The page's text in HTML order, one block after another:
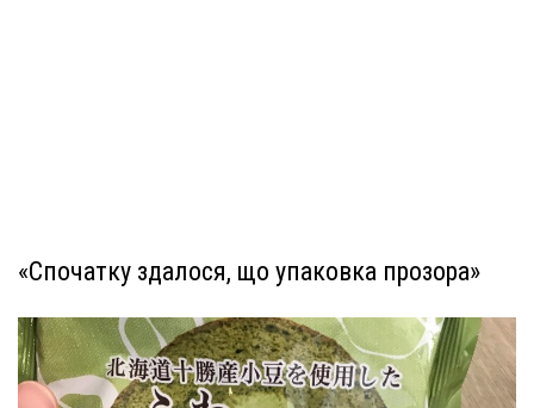
«Спочатку здалося, що упаковка прозора»